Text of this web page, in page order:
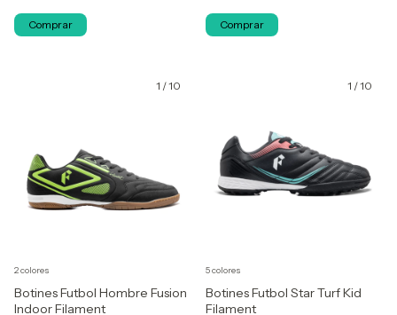
Comprar Comprar
1 /10
Botines Futbol Hombre Fusion
Indoor Filament
2 colores
1 /10
Botines Futbol Star Turf Kid
Filament
5 colores